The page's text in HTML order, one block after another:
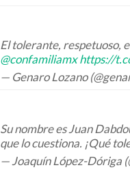
El tolerante, respetuoso,
@confamiliamx https://
— Genaro Lozano
Su nombre es Juan
que lo cuestiona. ¡Qué
— Joaquín López-Dóriga